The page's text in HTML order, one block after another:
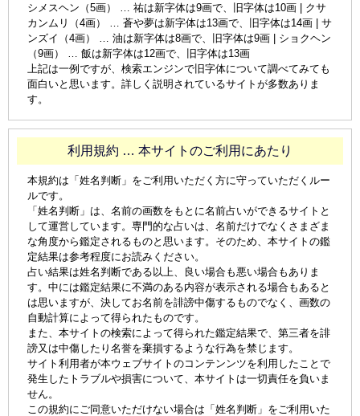
シメスヘン（5画） … 祐は新字体は9画で、旧字体は10画 | クサ
カンムリ（4画） … 蒼や夢は新字体は13画で、旧字体は14画 | サ
ンズイ（4画） … 油は新字体は8画で、旧字体は9画 | ショクヘン
（9画） … 飯は新字体は12画で、旧字体は13画
上記は一例ですが、検索エンジンで旧字体について調べてみても
面白いと思います。詳しく説明されているサイトが多数ありま
す。
利用規約 … 本サイトのご利用にあたり
本規約は「姓名判断」をご利用いただく方に守っていただくルー
ルです。
「姓名判断」は、名前の画数をもとに名前占いができるサイトと
して運営しています。専門的な占いは、名前だけでなくさまざま
な角度から鑑定されるものと思います。そのため、本サイトの鑑
定結果は参考程度にお読みください。
占い結果は姓名判断である以上、良い場合も悪い場合もありま
す。中には鑑定結果に不満のある内容が表示される場合もあると
は思いますが、決してお名前を誹謗中傷するものでなく、画数の
自動計算によって得られたものです。
また、本サイトの検索によって得られた鑑定結果で、第三者を誹
謗又は中傷したり名誉を棄損するような行為を禁じます。
サイト利用者が本ウェブサイトのコンテンンツを利用したことで
発生したトラブルや損害について、本サイトは一切責任を負いま
せん。
この規約にご同意いただけない場合は「姓名判断」をご利用いた